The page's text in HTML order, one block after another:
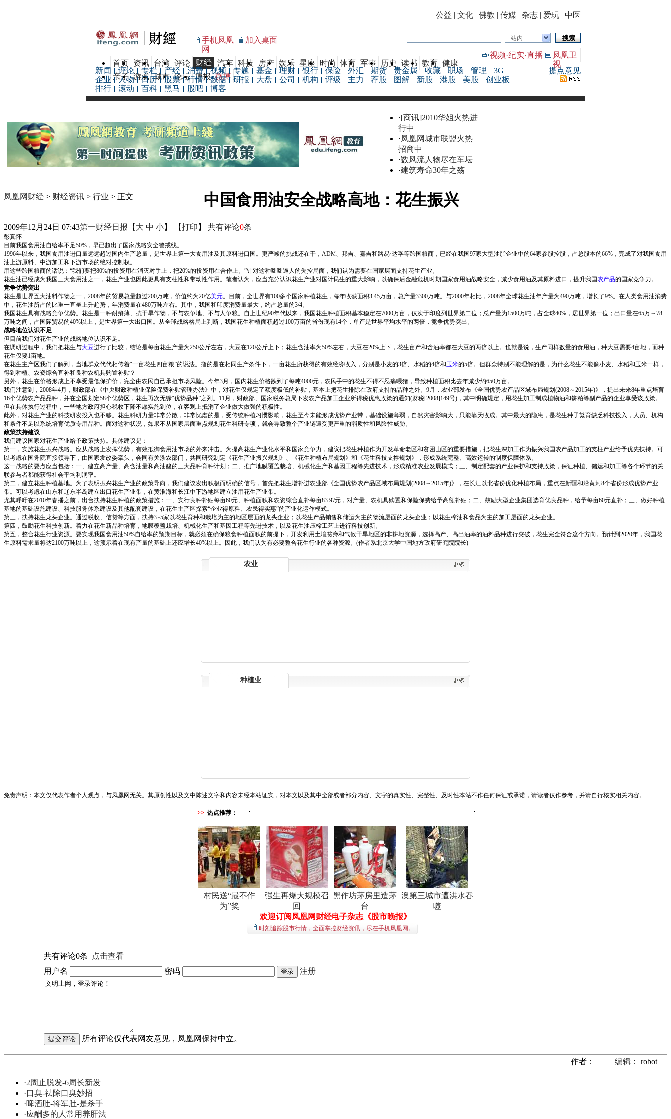
公益 | 文化 | 佛教 | 传媒 | 杂志 | 爱玩 | 中医
手机凤凰
网
加入桌面 站内
首页 资讯 台湾 评论 财经 汽车 科技 房产 娱乐 星座 时尚 体育 军事 历史 读书 教育 健康
亲子 游戏 城市 论坛 博报 微博
视频·纪实·直播
凤凰卫
视
新闻 评论 专栏 产经 消费 视频 专题 基金 理财 银行 保险 外汇 期货 贵金属 收藏 职场 管理
3G
企业
人物 日历 股票 行情 数据 研报 大盘 公司 机构 评级 主力 荐股 图解 新股 港股 美股
创业板
排行
滚动 百科 黑马 股吧 博客
提点意见
·[商讯]2010华姐火热进
行中
·凤凰网城市联盟火热
招商中
·数风流人物尽在车坛
·建筑寿命30年之殇
凤凰网财经 > 财经资讯 > 行业 > 正文 中国食用油安全战略高地：花生振兴
2009年12月24日 07:43第一财经日报 【 大 中 小】 【打印 】 共有评论0条
彭真怀
目前我国食用油自给率不足50%，早已超出了国家战略安全警戒线。
1996年以来，我国食用油进口量远远超过国内生产总量，是世界上第一大食用油及其原料进口国。更严峻的挑战还在于，ADM、邦吉、嘉吉和路易·达孚等跨国粮商，已经在我国97家大型油脂企业中的64家参股控股，占总股本的66%，完成了对我国食用
油上游原料、中游加工和下游市场的绝对控制权。
用这些跨国粮商的话说：“我们要把80%的投资用在消灭对手上，把20%的投资用在合作上。”针对这种咄咄逼人的失控局面，我们认为需要在国家层面支持花生产业。
花生油已经成为我国三大食用油之一，花生产业也因此更具有支柱性和带动性作用。笔者认为，应当充分认识花生产业对国计民生的重大影响，以确保后金融危机时期国家食用油战略安全，减少食用油及其原料进口，提升我国农产品的国家竞争力。
竞争优势突出
花生是世界五大油料作物之一，2008年的贸易总量超过200万吨，价值约为20亿美元。目前，全世界有100多个国家种植花生，每年收获面积3.45万亩，总产量3300万吨。与2000年相比，2008年全球花生油年产量为490万吨，增长了9%。在人类食用油消费
中，花生油所占的比重一直呈上升趋势，年消费量在480万吨左右。其中，我国和印度消费量最大，约占总量的3/4。
我国花生具有战略竞争优势。花生是一种耐瘠薄、抗干旱作物，不与农争地、不与人争粮。自上世纪90年代以来，我国花生种植面积基本稳定在7000万亩，仅次于印度列世界第二位；总产量为1500万吨，占全球40%，居世界第一位；出口量在65万～78
万吨之间，占国际贸易的40%以上，是世界第一大出口国。从全球战略格局上判断，我国花生种植面积超过100万亩的省份现有14个，单产是世界平均水平的两倍，竞争优势突出。
战略地位认识不足
但目前我们对花生产业的战略地位认识不足。
在调研过程中，我们把花生与大豆进行了比较，结论是每亩花生产量为250公斤左右，大豆在120公斤上下；花生含油率为50%左右，大豆在20%上下，花生亩产和含油率都在大豆的两倍以上。也就是说，生产同样数量的食用油，种大豆需要4亩地，而种
花生仅要1亩地。
在花生主产区我们了解到，当地群众代代相传着“一亩花生四亩粮”的说法。指的是在相同生产条件下，一亩花生所获得的有效经济收入，分别是小麦的3倍、水稻的4倍和玉米的5倍。但群众特别不能理解的是，为什么花生不能像小麦、水稻和玉米一样，
得到种植、农资综合直补和良种农机具购置补贴？
另外，花生在价格形成上不享受最低保护价，完全由农民自己承担市场风险。今年3月，国内花生价格跌到了每吨4000元，农民手中的花生不得不忍痛喂猪，导致种植面积比去年减少约650万亩。
我们注意到，2008年4月，财政部在《中央财政种植业保险保费补贴管理办法》中，对花生仅规定了额度极低的补贴，基本上把花生排除在政府支持的品种之外。9月，农业部发布《全国优势农产品区域布局规划(2008～2015年)》，提出未来8年重点培育
16个优势农产品品种，并在全国划定58个优势区，花生再次无缘“优势品种”之列。11月，财政部、国家税务总局下发农产品加工企业所得税优惠政策的通知(财税[2008]149号)，其中明确规定，用花生加工制成植物油和饼粕等副产品的企业享受该政策。
但在具体执行过程中，一些地方政府担心税收下降不愿实施到位，在客观上抵消了企业做大做强的积极性。
此外，对花生产业的科技研发投入也不够。花生科研力量非常分散，非常忧虑的是，受传统种植习惯影响，花生至今未能形成优势产业带，基础设施薄弱，自然灾害影响大，只能靠天收成。其中最大的隐患，是花生种子繁育缺乏科技投入，人员、机构
和条件不足以系统培育优质专用品种。面对这种状况，如果不从国家层面重点规划花生科研专项，就会导致整个产业链遭受更严重的弱质性和风险性威胁。
政策扶持建议
我们建议国家对花生产业给予政策扶持。具体建议是：
第一，实施花生振兴战略。应从战略上发挥优势，有效抵御食用油市场的外来冲击。为提高花生产业化水平和国家竞争力，建议把花生种植作为开发革命老区和贫困山区的重要措施，把花生深加工作为振兴我国农产品加工的支柱产业给予优先扶持。可
以考虑在国务院直接领导下，由国家发改委牵头，会同有关涉农部门，共同研究制定《花生产业振兴规划》、《花生种植布局规划》和《花生科技支撑规划》，形成系统完整、高效运转的制度保障体系。
这一战略的要点应当包括：一、建立高产量、高含油量和高油酸的三大品种育种计划；二、推广地膜覆盖栽培、机械化生产和基因工程等先进技术，形成精准农业发展模式；三、制定配套的产业保护和支持政策，保证种植、储运和加工等各个环节的关
联参与者都能获得社会平均利润率。
第二，建立花生种植基地。为了表明振兴花生产业的政策导向，我们建议发出积极而明确的信号，首先把花生增补进农业部《全国优势农产品区域布局规划(2008～2015年)》，在长江以北省份优化种植布局，重点在新疆和沿黄河8个省份形成优势产业
带。可以考虑在山东和辽东半岛建立出口花生产业带，在黄淮海和长江中下游地区建立油用花生产业带。
尤其呼吁在2010年春播之前，出台扶持花生种植的政策措施：一、实行良种补贴每亩60元、种植面积和农资综合直补每亩83.97元，对产量、农机具购置和保险保费给予高额补贴；二、鼓励大型企业集团选育优良品种，给予每亩60元直补；三、做好种植
基地的基础设施建设、科技服务体系建设及其他配套建设，在花生主产区探索“企业得原料、农民得实惠”的产业化运作模式。
第三，扶持花生龙头企业。通过税收、信贷等方面，扶持3~5家以花生育种和栽培为主的地区层面的龙头企业；以花生产品销售和储运为主的物流层面的龙头企业；以花生榨油和食品为主的加工层面的龙头企业。
第四，鼓励花生科技创新。着力在花生新品种培育，地膜覆盖栽培、机械化生产和基因工程等先进技术，以及花生油压榨工艺上进行科技创新。
第五，整合花生行业资源。要实现我国食用油50%自给率的预期目标，就必须在确保粮食种植面积的前提下，开发利用土壤贫瘠和气候干旱地区的非耕地资源，选择高产、高出油率的油料品种进行突破，花生完全符合这个方向。预计到2020年，我国花
生原料需求量将达2100万吨以上，这预示着在现有产量的基础上还应增长40%以上。因此，我们认为有必要整合花生行业的各种资源。(作者系北京大学中国地方政府研究院院长)
农业
种植业
免责声明：本文仅代表作者个人观点，与凤凰网无关。其原创性以及文中陈述文字和内容未经本站证实，对本文以及其中全部或者部分内容、文字的真实性、完整性、及时性本站不作任何保证或承诺，请读者仅作参考，并请自行核实相关内容。
>> 热点推荐：
村民送“最不作
为”奖
强生再爆大规模召
回
黑作坊茅房里造茅
台
澳第三城市遭洪水吞
噬
欢迎订阅凤凰网财经电子杂志《股市晚报》
时刻追踪股市行情，全面掌控财经资讯，尽在手机凤凰网。
共有评论0条
点击查看
用户名
密码 注册
所有评论仅代表网友意见，凤凰网保持中立。
作者： 编辑： robot
·2周止脱发-6周长新发
·口臭-祛除口臭妙招
·啤酒肚-将军肚-是杀手
·应酬多的人常用养肝法